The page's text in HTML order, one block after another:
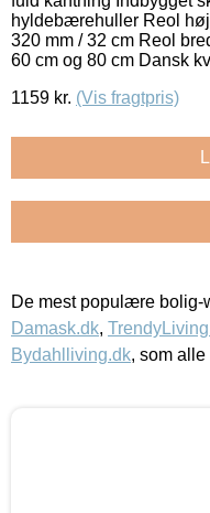
hyldebærehuller Reol
320 mm / 32 cm Reol
60 cm og 80 cm Dansk
1159 kr. (Vis fragtpris)
De mest populære
Damask.dk,
Bydahlliving.dk, som alle